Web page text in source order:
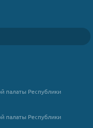
палаты Республики
палаты Республики